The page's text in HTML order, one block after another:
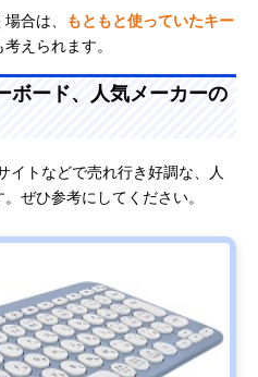
合は、
もともと使っていたキー
考えられます。
ボード、人気メーカーの
イトなどで売れ行き好調な、人
ぜひ参考にしてください。